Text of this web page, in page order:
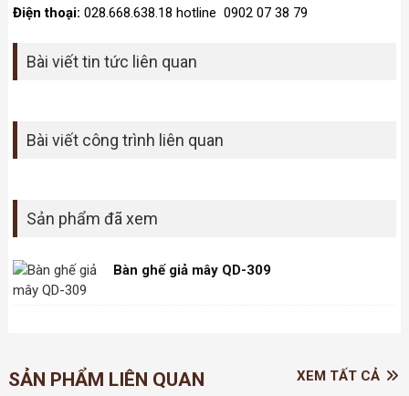
Điện thoại: 028.668.638.18 hotline 0902 07 38 79
Bài viết tin tức liên quan
Bài viết công trình liên quan
Sản phẩm đã xem
Bàn ghế giả mây QD-309
SẢN PHẨM LIÊN QUAN XEM TẤT CẢ